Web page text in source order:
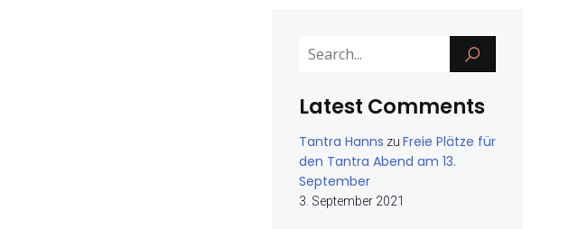
Latest Comments
Tantra Hanns zu Freie Plätze für
den Tantra Abend am 13.
September
3. September 2021